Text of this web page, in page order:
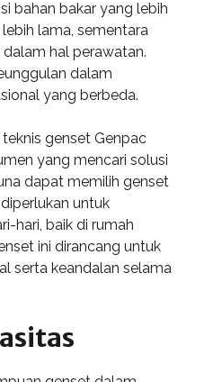
bahan bakar yang lebih
lama, sementara
hal perawatan.
dalam
yang berbeda.
teknis genset Genpac
yang mencari solusi
dapat memilih genset
untuk
hari, baik di rumah
ini dirancang untuk
serta keandalan selama